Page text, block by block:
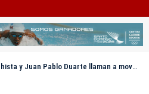
llaman a movilización nacional contra supuesta fusión RD-Haití